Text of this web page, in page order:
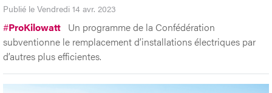
Publié le Vendredi 14 avr. 2023
#ProKilowatt Un programme de la Confédération
subventionne le remplacement d’installations électriques par
d’autres plus efficientes.